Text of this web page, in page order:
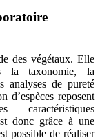
des végétaux. Elle
la taxonomie, la
analyses de pureté
d’espèces reposent
caractéristiques
donc grâce à une
possible de réaliser